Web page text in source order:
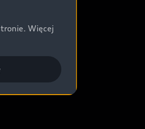
Więcej